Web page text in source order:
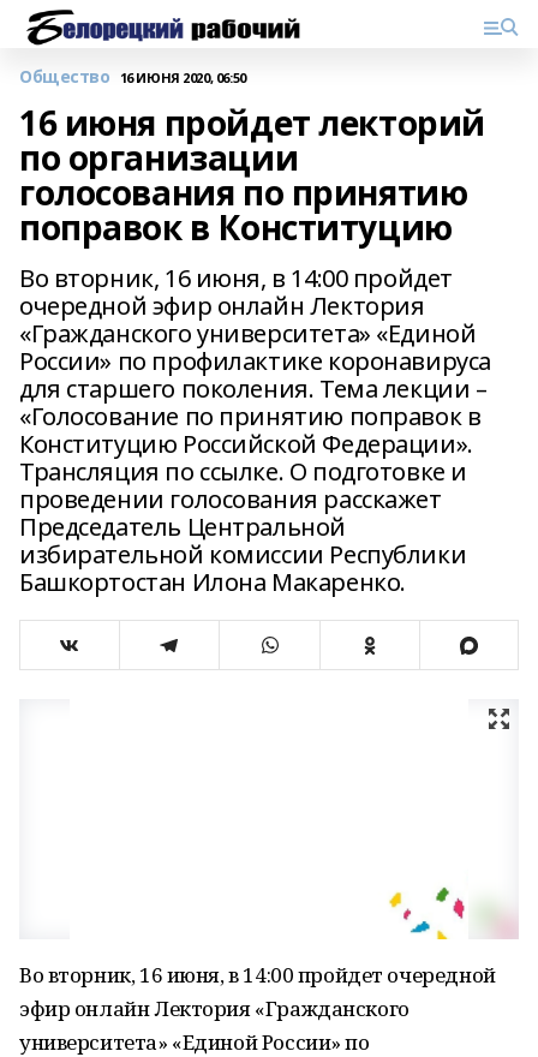
Общество 16 ИЮНЯ 2020, 06:50
16 июня пройдет лекторий
по организации
голосования по принятию
поправок в Конституцию
Во вторник, 16 июня, в 14:00 пройдет
очередной эфир онлайн Лектория
«Гражданского университета» «Единой
России» по профилактике коронавируса
для старшего поколения. Тема лекции –
«Голосование по принятию поправок в
Конституцию Российской Федерации».
Трансляция по ссылке. О подготовке и
проведении голосования расскажет
Председатель Центральной
избирательной комиссии Республики
Башкортостан Илона Макаренко.
Во вторник, 16 июня, в 14:00 пройдет очередной
эфир онлайн Лектория «Гражданского
университета» «Единой России» по